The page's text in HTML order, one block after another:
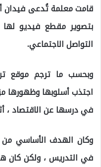
قامت معلمة تُدعى فيدان
بتصوير مقطع فيديو
التواصل الاجتماعي.
وبحسب ما ترجم موقع
اجتذب أسلوبها وظهورها
في درسها عن الاقتصاد ،
وكان الهدف الأساسي من
في التدريس ، ولكن كان